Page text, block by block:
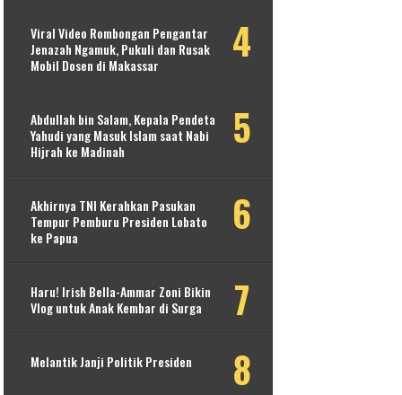
Viral Video Rombongan Pengantar
Jenazah Ngamuk, Pukuli dan Rusak
Mobil Dosen di Makassar
Abdullah bin Salam, Kepala Pendeta
Yahudi yang Masuk Islam saat Nabi
Hijrah ke Madinah
Akhirnya TNI Kerahkan Pasukan
Tempur Pemburu Presiden Lobato
ke Papua
Haru! Irish Bella-Ammar Zoni Bikin
Vlog untuk Anak Kembar di Surga
Melantik Janji Politik Presiden